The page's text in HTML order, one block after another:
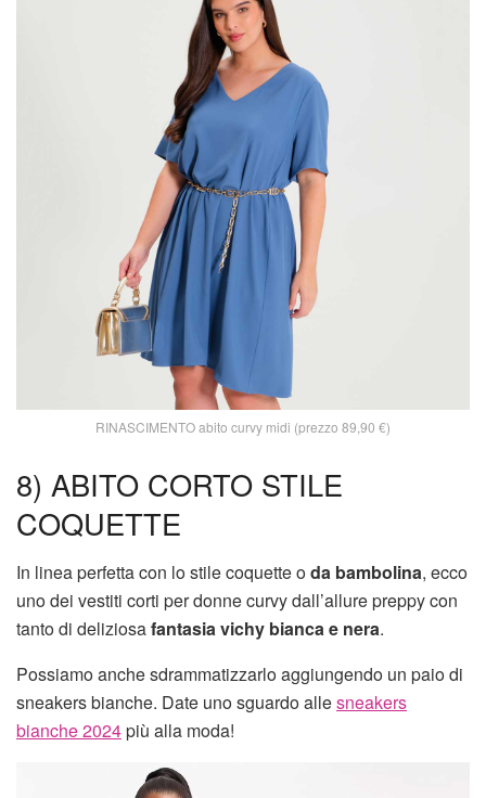
RINASCIMENTO abito curvy midi (prezzo 89,90 €)
8) ABITO CORTO STILE
COQUETTE
In linea perfetta con lo stile coquette oda bambolina, ecco
uno dei vestiti corti per donne curvy dall’allure preppy con
tanto di deliziosafantasia vichy bianca e nera.
Possiamo anche sdrammatizzarlo aggiungendo un paio di
sneakers bianche. Date uno sguardo allesneakers
bianche 2024più alla moda!